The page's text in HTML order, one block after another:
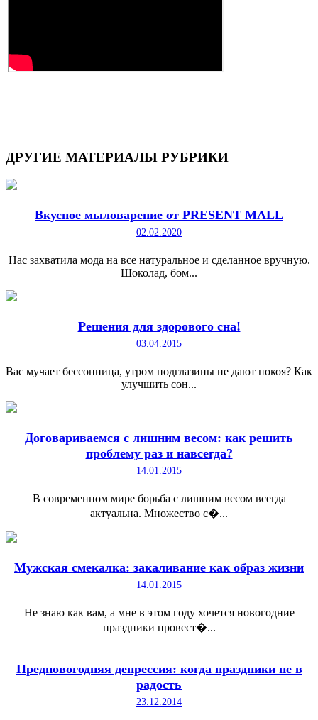
ДРУГИЕ МАТЕРИАЛЫ РУБРИКИ
Вкусное мыловарение от PRESENT MALL
02.02.2020
Нас захватила мода на все натуральное и сделанное вручную.
Шоколад, бом...
Решения для здорового сна!
03.04.2015
Вас мучает бессонница, утром подглазины не дают покоя? Как
улучшить сон...
Договариваемся с лишним весом: как решить
проблему раз и навсегда?
14.01.2015
В современном мире борьба с лишним весом всегда
актуальна. Множество с�...
Мужская смекалка: закаливание как образ жизни
14.01.2015
Не знаю как вам, а мне в этом году хочется новогодние
праздники провест�...
Предновогодняя депрессия: когда праздники не в
радость
23.12.2014